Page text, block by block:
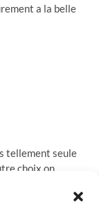
a la belle
tellement seule
choix on
a toi et a